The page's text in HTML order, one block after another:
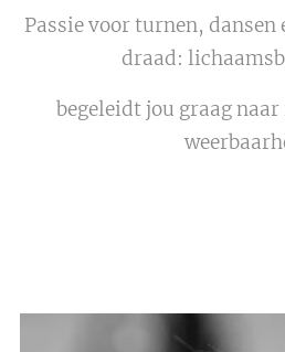
Passie voor turnen, dansen
draad:
begeleidt jou graag